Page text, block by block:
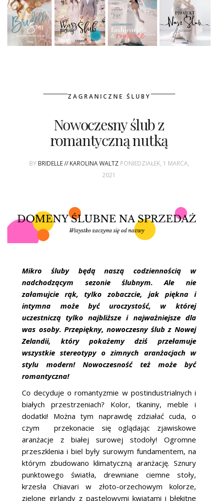
ZAGRANICZNE ŚLUBY
Nowoczesny ślub z
romantyczną nutką
BY BRIDELLE // KAROLINA WALTZ PONIEDZIAŁEK, 1 MARCA,
2021
Mikro śluby będą naszą codziennością w
nadchodzącym sezonie ślubnym. Ale nie
załamujcie rąk, tylko zobaczcie, jak piękna i
intymna może być uroczystość, w której
uczestniczą tylko najbliższe i najważniejsze dla
was osoby. Przepiękny, nowoczesny ślub z Nowej
Zelandii, który pokażemy dziś przełamuje
wszystkie stereotypy o zimnych aranżacjach w
stylu modern! Nowoczesność też może być
romantyczna!
Co decyduje o romantyzmie w postindustrialnych i
białych przestrzeniach? Kolor, tkaniny, meble i
dodatki! Można tym naprawdę zdziałać cuda, o
czym przekonacie się oglądając zjawiskowe
aranżacje z białej surowej stodoły! Ogromne
przeszklenia i biel były surowym fundamentem, na
którym zbudowano klimatyczną aranżację. Sznury
punktowego światła, drewniane ciemne stoły,
krzesła Chiavari w złoto-orzechowym kolorze,
zielone girlandy z pastelowymi kwiatami i błękitne